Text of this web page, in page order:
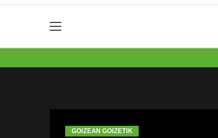
GOIZEAN GOIZETIK